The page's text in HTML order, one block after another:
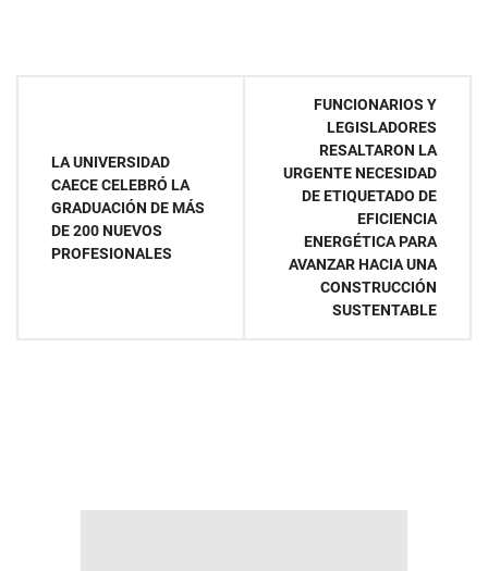
entradas
LA UNIVERSIDAD
CAECE CELEBRÓ LA
GRADUACIÓN DE MÁS
DE 200 NUEVOS
PROFESIONALES
FUNCIONARIOS Y
LEGISLADORES
RESALTARON LA
URGENTE NECESIDAD
DE ETIQUETADO DE
EFICIENCIA
ENERGÉTICA PARA
AVANZAR HACIA UNA
CONSTRUCCIÓN
SUSTENTABLE